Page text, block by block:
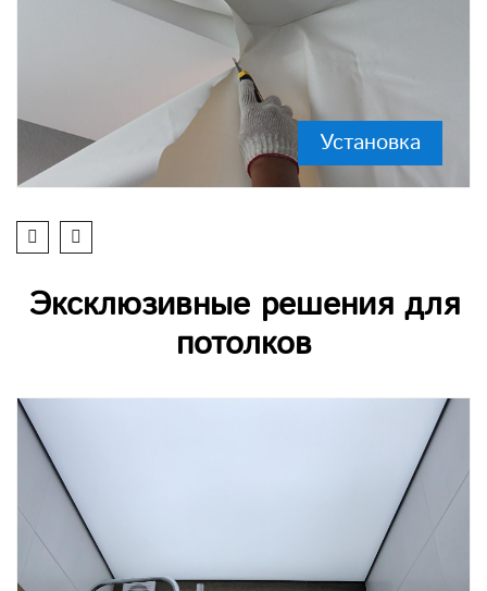
Установка
Эксклюзивные решения для
потолков